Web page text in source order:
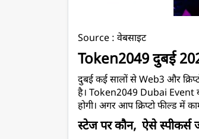
Source : वेबसाइट
Token2049 दुबई
दुबई कई सालों से Web3 और
है। Token2049 Dubai Event
होगी। अगर आप क्रिप्टो फील्ड में
स्टेज पर कौन,  ऐसे स्पीकर्स